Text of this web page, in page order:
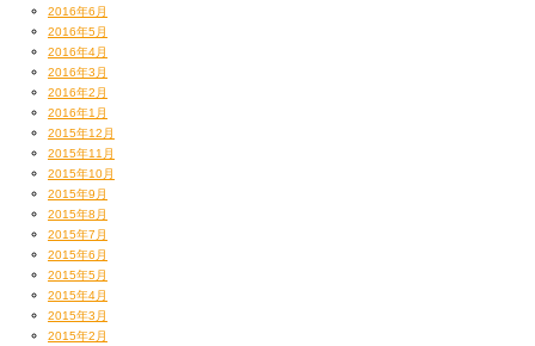
2016年6月
2016年5月
2016年4月
2016年3月
2016年2月
2016年1月
2015年12月
2015年11月
2015年10月
2015年9月
2015年8月
2015年7月
2015年6月
2015年5月
2015年4月
2015年3月
2015年2月